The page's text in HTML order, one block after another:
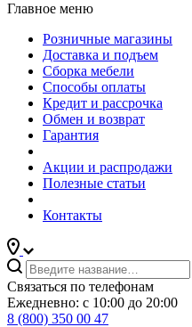
Главное меню
Розничные магазины
Доставка и подъем
Сборка мебели
Способы оплаты
Кредит и рассрочка
Обмен и возврат
Гарантия
Акции и распродажи
Полезные статьи
Контакты
Связаться по телефонам
Ежедневно: с 10:00 до 20:00
8 (800) 350 00 47